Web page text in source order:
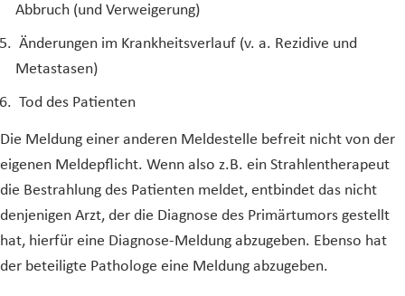
Abbruch (und Verweigerung)
Änderungen im Krankheitsverlauf (v. a. Rezidive und
Metastasen)
Tod des Patienten
Die Meldung einer anderen Meldestelle befreit nicht von der
eigenen Meldepflicht. Wenn also z.B. ein Strahlentherapeut
die Bestrahlung des Patienten meldet, entbindet das nicht
denjenigen Arzt, der die Diagnose des Primärtumors gestellt
hat, hierfür eine Diagnose-Meldung abzugeben. Ebenso hat
der beteiligte Pathologe eine Meldung abzugeben.